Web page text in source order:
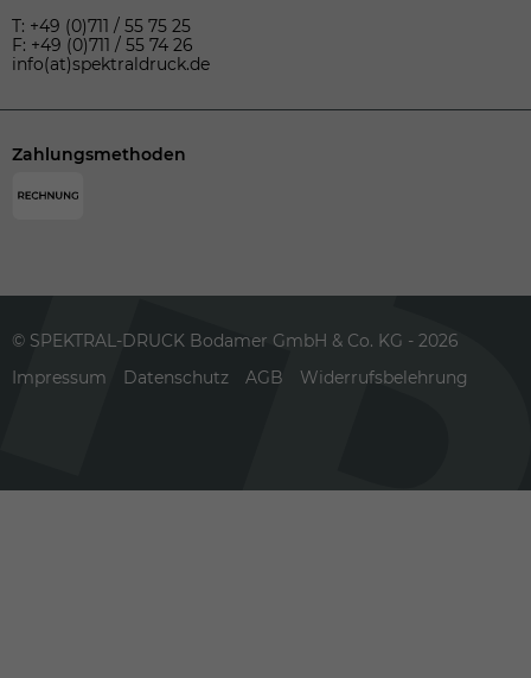
T: +49 (0)711 / 55 75 25
F: +49 (0)711 / 55 74 26
info(at)spektraldruck.de
Zahlungsmethoden
© SPEKTRAL-DRUCK Bodamer GmbH & Co. KG - 2026
Impressum
Datenschutz AGB Widerrufsbelehrung